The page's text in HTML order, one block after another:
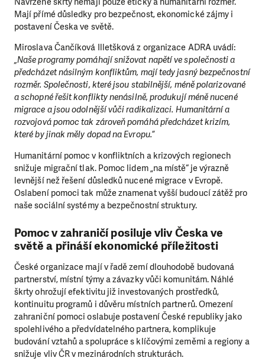
Mají přímé důsledky pro bezpečnost, ekonomické zájmy i
postavení Česka ve světě.
Miroslava Čančíková Illetšková z organizace ADRA uvádí:
„Naše programy pomáhají snižovat napětí ve společnosti a
předcházet násilným konfliktům, mají tedy jasný bezpečnostní
rozměr. Společnosti, které jsou stabilnější, méně polarizované
a schopné řešit konflikty nenásilně, produkují méně nucené
migrace a jsou odolnější vůči radikalizaci. Humanitární a
rozvojová pomoc tak zároveň pomáhá předcházet krizím,
které by jinak měly dopad na Evropu.“
Humanitární pomoc v konfliktních a krizových regionech
snižuje migrační tlak. Pomoc lidem „na místě“ je výrazně
levnější než řešení důsledků nucené migrace v Evropě.
Oslabení pomoci tak může znamenat vyšší budoucí zátěž pro
naše sociální systémy a bezpečnostní struktury.
Pomoc v zahraničí posiluje vliv Česka ve
světě a přináší ekonomické příležitosti
České organizace mají v řadě zemí dlouhodobě budovaná
partnerství, místní týmy a závazky vůči komunitám. Náhlé
škrty ohrožují efektivitu již investovaných prostředků,
kontinuitu programů i důvěru místních partnerů. Omezení
zahraniční pomoci oslabuje postavení České republiky jako
spolehlivého a předvídatelného partnera, komplikuje
budování vztahů a spolupráce s klíčovými zeměmi a regiony a
snižuje vliv ČR v mezinárodních strukturách.